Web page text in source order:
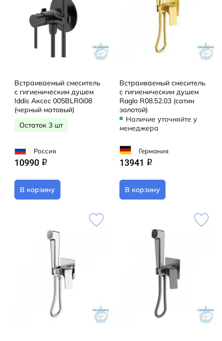
Встраиваемый смеситель
с гигиеническим душем
Iddis Аксес 005BLR0i08
(черный матовый)
Остаток 3 шт
Россия
10990 q
В корзину
Встраиваемый смеситель
с гигиеническим душем
Raglo R08.52.03 (сатин
золотой)
Наличие уточняйте у
менеджера
Германия
13941 q
В корзину